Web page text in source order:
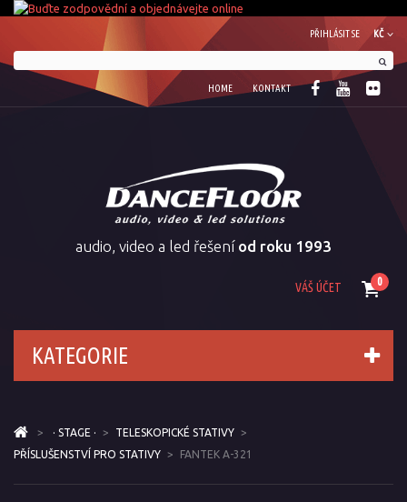
KČ
PŘIHLÁSIT SE
HOME KONTAKT
audio, video a led řešení od roku 1993
0
VÁŠ ÚČET
KATEGORIE
> · STAGE · > TELESKOPICKÉ STATIVY >
PŘÍSLUŠENSTVÍ PRO STATIVY > FANTEK A-321